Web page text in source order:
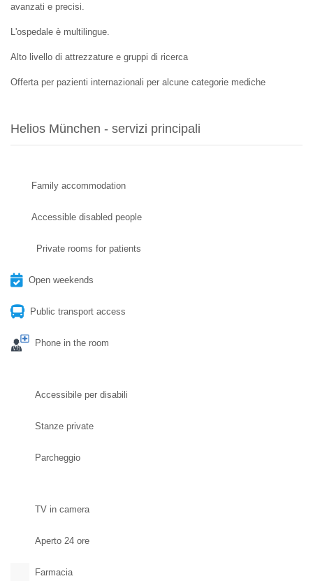
avanzati e precisi.
L'ospedale è multilingue.
Alto livello di attrezzature e gruppi di ricerca
Offerta per pazienti internazionali per alcune categorie mediche
Helios München - servizi principali
Family accommodation
Accessible disabled people
Private rooms for patients
Open weekends
Public transport access
Phone in the room
Accessibile per disabili
Stanze private
Parcheggio
TV in camera
Aperto 24 ore
Farmacia